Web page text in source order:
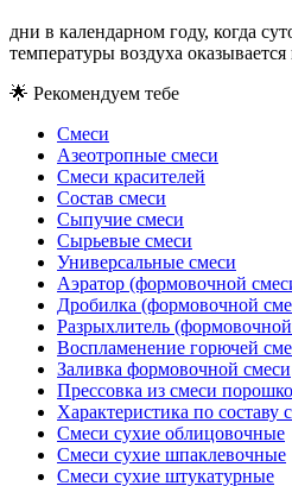
дни в календарном году, когда
температуры воздуха
🌟 Рекомендуем тебе
Смеси
Азеотропные смеси
Смеси красителей
Состав смеси
Сыпучие смеси
Сырьевые смеси
Универсальные смеси
Аэратор (формовочной
Дробилка (формовочной
Разрыхлитель
Воспламенение горючей
Заливка формовочной смеси
Прессовка из смеси
Характеристика по составу
Смеси сухие облицовочные
Смеси сухие шпаклевочные
Смеси сухие штукатурные